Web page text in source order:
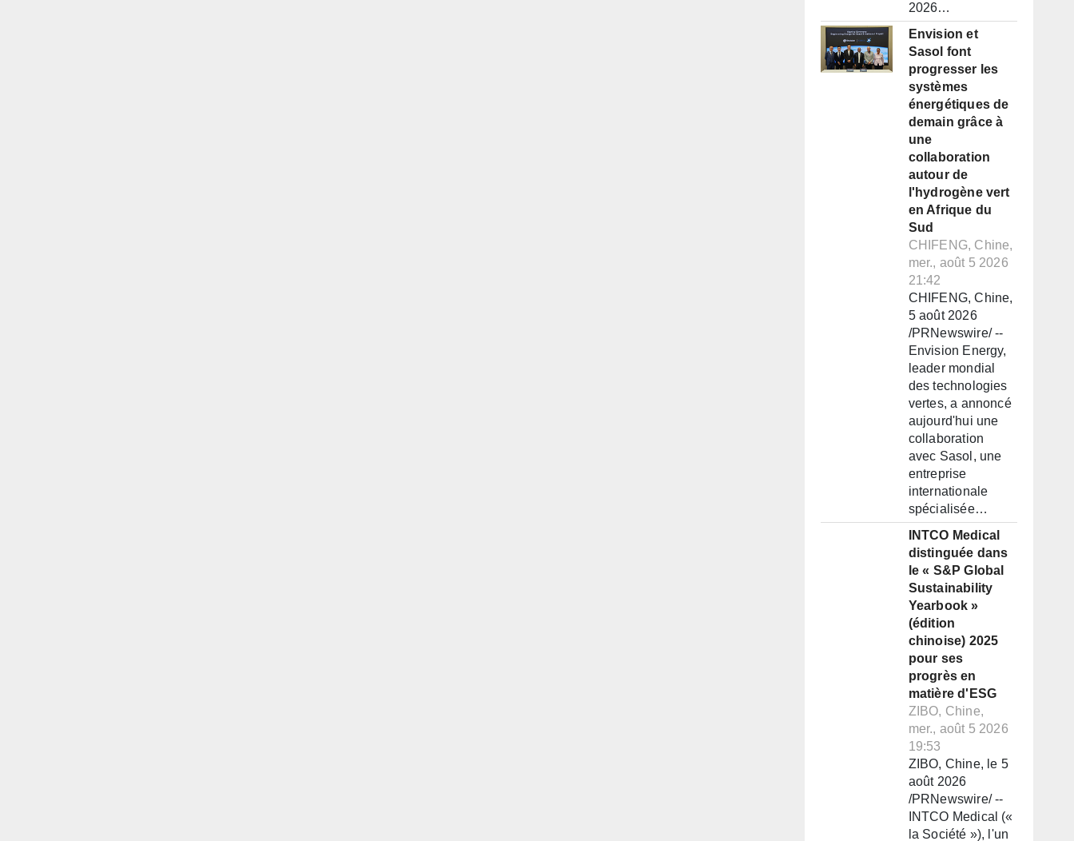
2026…
Envision et
Sasol font
progresser les
systèmes
énergétiques de
demain grâce à
une
collaboration
autour de
l'hydrogène vert
en Afrique du
Sud
CHIFENG, Chine,
mer., août 5 2026
21:42
CHIFENG, Chine,
5 août 2026
/PRNewswire/ --
Envision Energy,
leader mondial
des technologies
vertes, a annoncé
aujourd'hui une
collaboration
avec Sasol, une
entreprise
internationale
spécialisée…
INTCO Medical
distinguée dans
le « S&P Global
Sustainability
Yearbook »
(édition
chinoise) 2025
pour ses
progrès en
matière d'ESG
ZIBO, Chine,
mer., août 5 2026
19:53
ZIBO, Chine, le 5
août 2026
/PRNewswire/ --
INTCO Medical («
la Société »), l'un